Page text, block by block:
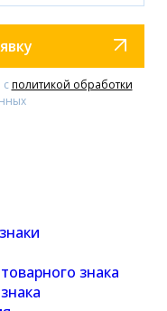
сполитикой обработки
знака